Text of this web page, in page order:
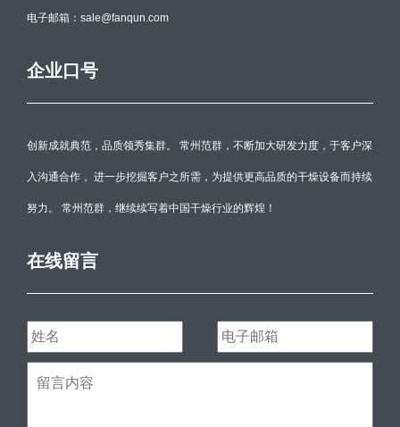
电子邮箱：sale@fanqun.com
企业口号
创新成就典范，品质领秀集群。 常州范群，不断加大研发力度，于客户深
入沟通合作， 进一步挖掘客户之所需，为提供更高品质的干燥设备而持续
努力。 常州范群，继续续写着中国干燥行业的辉煌！
在线留言